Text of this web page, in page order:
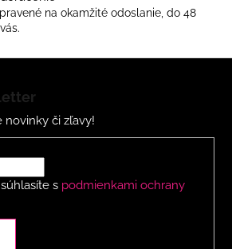
á
c
p
r
y
na okamžité odoslanie, do 48
novinky či zľavy!
s podmienkami ochrany